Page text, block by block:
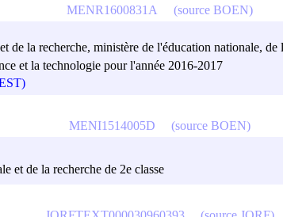
la recherche, ministère de l'éducation nationale, de
et la technologie pour l'année 2016-2017
MENR1600831A (source BOEN)
et de la recherche de 2e classe
MENI1514005D (source BOEN)